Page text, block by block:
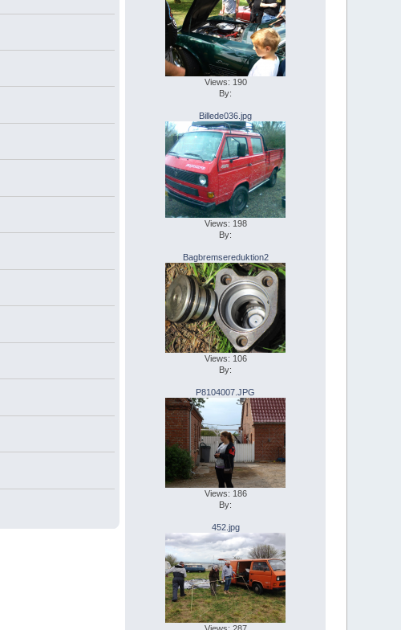
Views: 190
By:
Billede036.jpg
Views: 198
By:
Bagbremsereduktion2
Views: 106
By:
P8104007.JPG
Views: 186
By:
452.jpg